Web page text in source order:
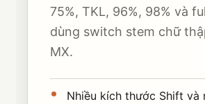
75%, TKL, 96%, 98% và
dùng switch stem chữ
MX.
Nhiều kích thước Shift và